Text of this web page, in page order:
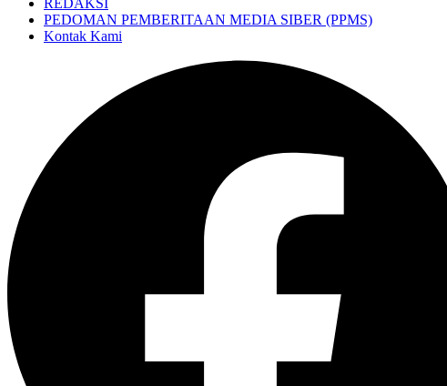
REDAKSI
PEDOMAN PEMBERITAAN MEDIA SIBER (PPMS)
Kontak Kami